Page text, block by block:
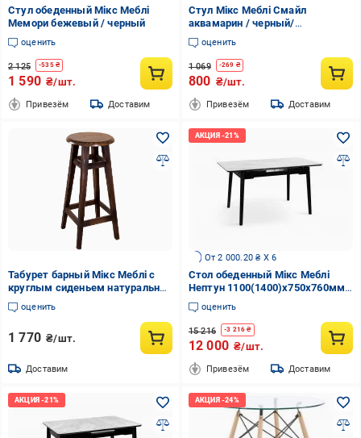
Стул обеденный Мікс Меблі
Мемори бежевый / черный
оценить
2 125 -535₴
1 590 ₴/шт.
Привезём Доставим
Стул Мікс Меблі Смайл
аквамарин / черный/
натуральный
оценить
1 069 -269 ₴
800 ₴/шт.
Привезём Доставим
Табурет барный Мікс Меблі с
круглым сиденьем натуральное
дерево Орех темный
оценить
1 770 ₴/шт.
Доставим
От 2 000.20 ₴ X 6
Стол обеденный Мікс Меблі
Нептун 1100(1400)x750x760мм
белый/черный
оценить
15 216 -3 216 ₴
12 000 ₴/шт.
Привезём Доставим